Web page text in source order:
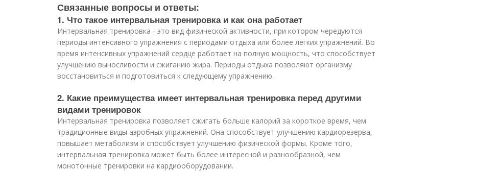
Связанные вопросы и ответы:
1. Что такое интервальная тренировка и как она работает
Интервальная тренировка - это вид физической активности, при котором чередуются
периоды интенсивного упражнения с периодами отдыха или более легких упражнений. Во
время интенсивных упражнений сердце работает на полную мощность, что способствует
улучшению выносливости и сжиганию жира. Периоды отдыха позволяют организму
восстановиться и подготовиться к следующему упражнению.
2. Какие преимущества имеет интервальная тренировка перед другими
видами тренировок
Интервальная тренировка позволяет сжигать больше калорий за короткое время, чем
традиционные виды аэробных упражнений. Она способствует улучшению кардиорезерва,
повышает метаболизм и способствует улучшению физической формы. Кроме того,
интервальная тренировка может быть более интересной и разнообразной, чем
монотонные тренировки на кардиооборудовании.